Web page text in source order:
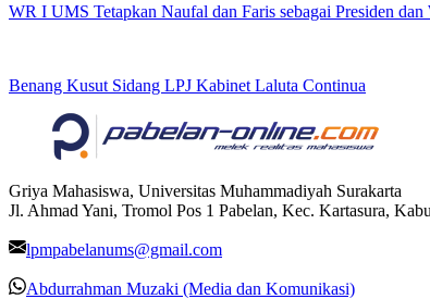
WR I UMS Tetapkan Naufal dan Faris sebagai Presiden
Benang Kusut Sidang LPJ Kabinet Laluta Continua
Griya Mahasiswa, Universitas Muhammadiyah Surakarta
Jl. Ahmad Yani, Tromol Pos 1 Pabelan, Kec. Kartasura,
lpmpabelanums@gmail.com
Abdurrahman Muzaki (Media dan Komunikasi)